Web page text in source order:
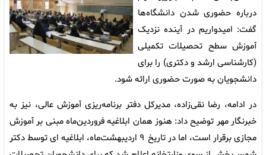
درباره حضوری شدن دانشگاه‌ها
گفت: امیدواریم در آینده نزدیک
آموزش سطح تحصیلات تکمیلی
(کارشناسی ارشد و دکتری) را برای
دانشجویان به صورت حضوری ارائه شود.
در ادامه، رضا نقی‌زاده، مدیرکل دفتر برنامه‌ریزی آموزش عالی، نیز به
خبرنگار مهر توضیح داد: هنوز همان ابلاغیه فروردین‌ماه مبنی بر آموزش
مجازی برقرار است، اما در تاریخ ۹ اردیبهشت‌ماه، ابلاغیه ای توسط دکتر